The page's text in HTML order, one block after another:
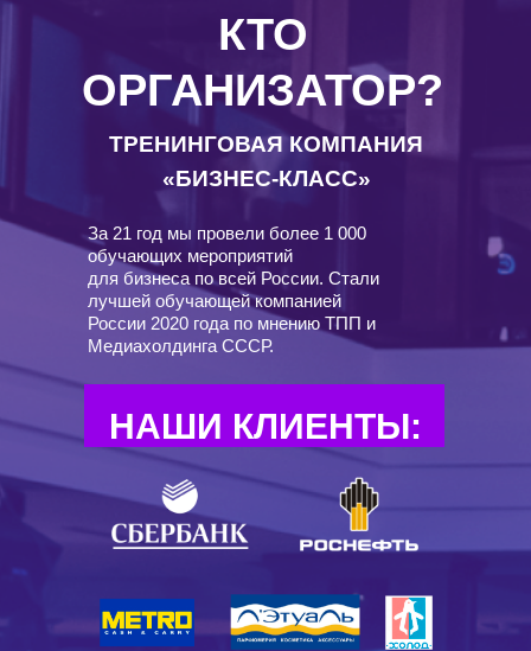
ТРЕНИНГОВАЯ КОМПАНИЯ
«БИЗНЕС-КЛАСС»
КТО
ОРГАНИЗАТОР?
За 21 год мы провели более 1 000
обучающих мероприятий
для бизнеса по всей России. Стали
лучшей обучающей компанией
России 2020 года по мнению ТПП и
Медиахолдинга СССР.
НАШИ КЛИЕНТЫ: